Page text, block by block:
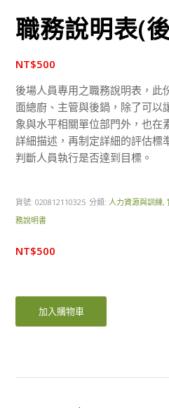
職務說明表(
NT$500
後場人員專用之職務說明表，此
面總廚、主管與後鍋，除了可以
象與水平相關單位部門外，也在
詳細描述，再制定詳細的評估標
判斷人員執行是否達到目標。
貨號: 020812110325 分類: 人力資源與訓練,
務說明書
NT$500
加入購物車